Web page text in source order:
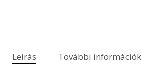
Leírás További információk